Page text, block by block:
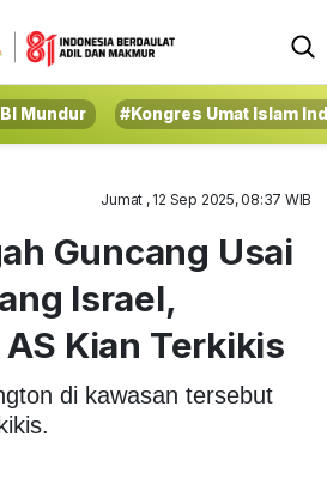
Mundur #Kongres Umat Islam
Jumat , 12 Sep 2025, 08:37 WIB
Guncang Usai
Israel,
Kian Terkikis
di kawasan tersebut